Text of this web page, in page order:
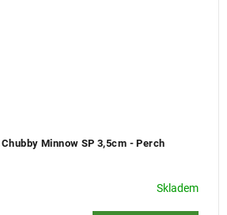
Minnow SP 3,5cm - Perch
Skladem